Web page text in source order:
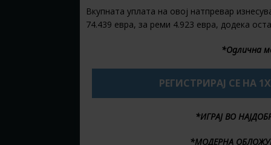
Вкупната уплата на овој натпревар
74.439 евра, за реми 4.923 евра, додека
*Одлична
РЕГИСТРИРАЈ СЕ НА
*ИГРАЈ ВО
*МОДЕРНА